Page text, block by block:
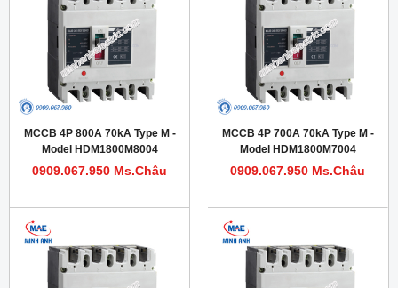
MCCB 4P 800A 70kA Type M -
Model HDM1800M8004
0909.067.950 Ms.Châu
MCCB 4P 700A 70kA Type M -
Model HDM1800M7004
0909.067.950 Ms.Châu